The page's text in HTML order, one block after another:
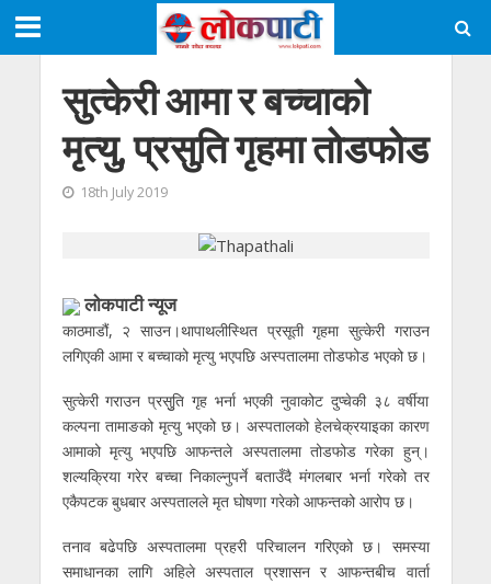
सुत्केरी आमा र बच्चाको
मृत्यु, प्रसुति गृहमा तोडफोड
18th July 2019
लाेकपाटी न्यूज
काठमाडौं, २ साउन।थापाथलीस्थित प्रसूती गृहमा सुत्केरी गराउन
लगिएकी आमा र बच्चाको मृत्यु भएपछि अस्पतालमा तोडफोड भएको छ।
सुत्केरी गराउन प्रसुुति गृह भर्ना भएकी नुवाकोट दुप्चेकी ३८ वर्षीया
कल्पना तामाङको मृत्यु भएको छ। अस्पतालको हेलचेक्रयाइका कारण
आमाको मृत्यु भएपछि आफन्तले अस्पतालमा तोडफोड गरेका हुन्।
शल्यक्रिया गरेर बच्चा निकाल्नुपर्ने बताउँदै मंगलबार भर्ना गरेको तर
एकैपटक बुधबार अस्पतालले मृत घोषणा गरेको आफन्तको आरोप छ।
तनाव बढेपछि अस्पतालमा प्रहरी परिचालन गरिएको छ। समस्या
समाधानका लागि अहिले अस्पताल प्रशासन र आफन्तबीच वार्ता